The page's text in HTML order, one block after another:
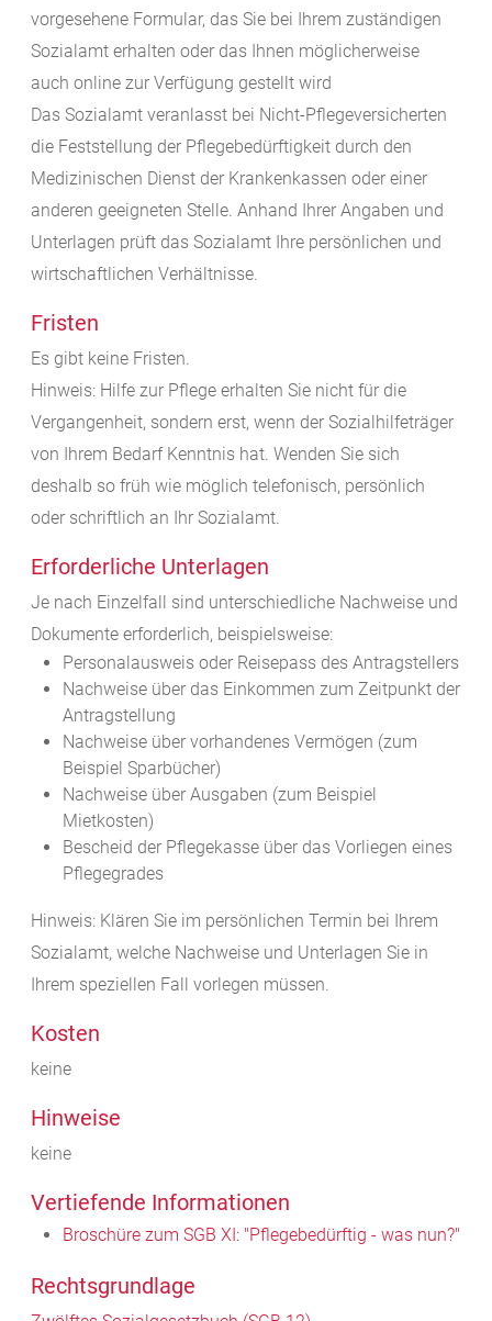
vorgesehene Formular, das Sie bei Ihrem zuständigen
Sozialamt erhalten oder das Ihnen möglicherweise
auch online zur Verfügung gestellt wird
Das Sozialamt veranlasst bei Nicht-Pflegeversicherten
die Feststellung der Pflegebedürftigkeit durch den
Medizinischen Dienst der Krankenkassen oder einer
anderen geeigneten Stelle. Anhand Ihrer Angaben und
Unterlagen prüft das Sozialamt Ihre persönlichen und
wirtschaftlichen Verhältnisse.
Fristen
Es gibt keine Fristen.
Hinweis: Hilfe zur Pflege erhalten Sie nicht für die
Vergangenheit, sondern erst, wenn der Sozialhilfeträger
von Ihrem Bedarf Kenntnis hat. Wenden Sie sich
deshalb so früh wie möglich telefonisch, persönlich
oder schriftlich an Ihr Sozialamt.
Erforderliche Unterlagen
Je nach Einzelfall sind unterschiedliche Nachweise und
Dokumente erforderlich, beispielsweise:
Personalausweis oder Reisepass des Antragstellers
Nachweise über das Einkommen zum Zeitpunkt der
Antragstellung
Nachweise über vorhandenes Vermögen (zum
Beispiel Sparbücher)
Nachweise über Ausgaben (zum Beispiel
Mietkosten)
Bescheid der Pflegekasse über das Vorliegen eines
Pflegegrades
Hinweis: Klären Sie im persönlichen Termin bei Ihrem
Sozialamt, welche Nachweise und Unterlagen Sie in
Ihrem speziellen Fall vorlegen müssen.
Kosten
keine
Hinweise
keine
Vertiefende Informationen
Broschüre zum SGB XI: "Pflegebedürftig - was nun?"
Rechtsgrundlage